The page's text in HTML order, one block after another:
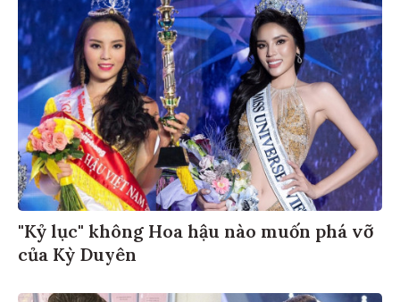
"Kỷ lục" không Hoa hậu nào muốn phá vỡ
của Kỳ Duyên